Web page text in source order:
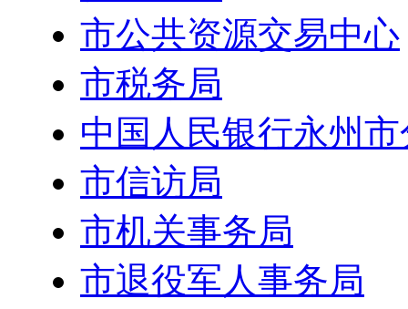
市公共资源交易中心
市税务局
中国人民银行永州
市信访局
市机关事务局
市退役军人事务局